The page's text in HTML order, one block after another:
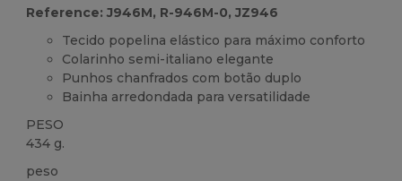
Reference: J946M, R-946M-0, JZ946
Tecido popelina elástico para máximo conforto
Colarinho semi-italiano elegante
Punhos chanfrados com botão duplo
Bainha arredondada para versatilidade
PESO
434 g.
peso